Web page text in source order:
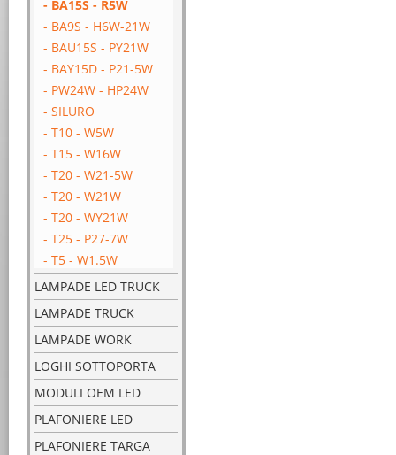
- BA15S - R5W
- BA9S - H6W-21W
- BAU15S - PY21W
- BAY15D - P21-5W
- PW24W - HP24W
- SILURO
- T10 - W5W
- T15 - W16W
- T20 - W21-5W
- T20 - W21W
- T20 - WY21W
- T25 - P27-7W
- T5 - W1.5W
LAMPADE LED TRUCK
LAMPADE TRUCK
LAMPADE WORK
LOGHI SOTTOPORTA
MODULI OEM LED
PLAFONIERE LED
PLAFONIERE TARGA